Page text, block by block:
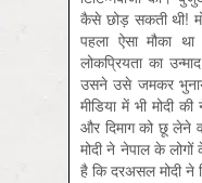
कैसे छोड़ सकती थी!
पहला ऐसा मौका
लोकप्रियता का
उसने उसे जमकर
मीडिया में भी मोदी
और दिमाग को छू लेने
मोदी ने नेपाल के
है कि दरअसल मोदी ने